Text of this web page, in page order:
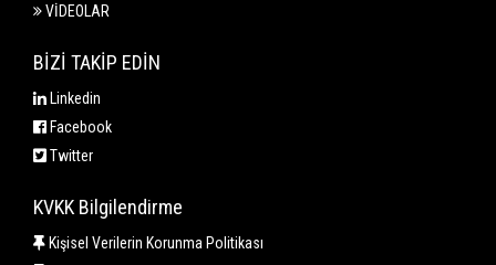
VİDEOLAR
BİZİ TAKİP EDİN
Linkedin
Facebook
Twitter
KVKK Bilgilendirme
Kişisel Verilerin Korunma Politikası